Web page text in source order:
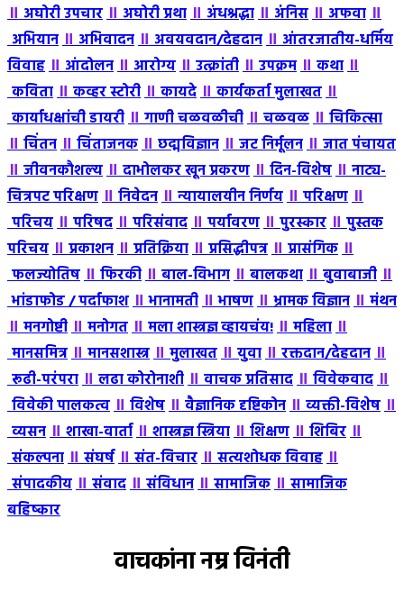
॥अघोरी उपचार॥अघोरी प्रथा॥अंधश्रद्धा॥अंंनिस॥अफवा॥
अभियान॥अभिवादन॥अवयवदान/देहदान॥आंतरजातीय-धर्मिय
विवाह॥आंदोलन॥आरोग्य॥उत्क्रांती॥उपक्रम॥कथा॥
कविता॥कव्हर स्टोरी॥कायदे॥कार्यकर्ता मुलाखत॥
कार्याधक्षांची डायरी॥गाणी चळवळीची॥चळवळ॥चिकित्सा
॥चिंतन॥चिंताजनक॥छद्मविज्ञान॥जट निर्मूलन॥जात पंचायत
॥जीवनकौशल्य॥दाभोलकर खून प्रकरण॥दिन-विशेष॥नाट्य-
चित्रपट परिक्षण॥निवेदन॥न्यायालयीन निर्णय॥परिक्षण॥
परिचय॥परिषद॥परिसंवाद॥पर्यावरण॥पुरस्कार॥पुस्तक
परिचय॥प्रकाशन॥प्रतिक्रिया॥प्रसिद्धीपत्र॥प्रासंगिक॥
फलज्योतिष॥फिरकी॥बाल-विभाग॥बालकथा॥बुवाबाजी॥
भांडाफोड / पर्दाफाश॥भानामती॥भाषण॥भ्रामक विज्ञान॥मंथन
॥मनगोष्टी॥मनोगत॥मला शास्त्रज्ञ व्हायचंय!॥महिला॥
मानसमित्र॥मानसशास्त्र॥मुलाखत॥युवा॥रक्तदान/देहदान॥
रूढी-परंपरा॥लढा कोरोनाशी॥वाचक प्रतिसाद॥विवेकवाद॥
विवेकी पालकत्व॥विशेष॥वैज्ञानिक दृष्टिकोन॥व्यक्ती-विशेष॥
व्यसन॥शाखा-वार्ता॥शास्त्रज्ञ स्त्रिया॥शिक्षण॥शिबिर॥
संकल्पना॥संघर्ष॥संत-विचार॥सत्यशोधक विवाह॥
संपादकीय॥संवाद॥संविधान॥सामाजिक॥सामाजिक
बहिष्कार
वाचकांना नम्र विनंती